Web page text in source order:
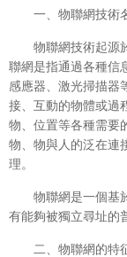
一、物聯網技術
物聯網技術起源
聯網是指通過各種信
感應器、激光掃描器
接、互動的物體或過
物、位置等各種需要
物、物與人的泛在連
理。
物聯網是一個基
有能夠被獨立尋址的
二、物聯網的特